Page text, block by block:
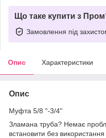
Що таке купити з
Замовлення під
Опис Характеристики
Опис
Муфта 5/8 "-3/4"
Зламана труба? Немає
встановити без